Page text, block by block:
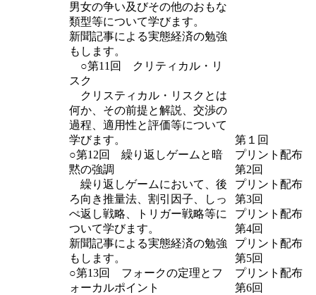
男女の争い及びその他のおもな
類型等について学びます。
新聞記事による実態経済の勉強
もします。
○第11回 クリティカル・リ
スク
クリスティカル・リスクとは
何か、その前提と解説、交渉の
過程、適用性と評価等について
学びます。
○第12回 繰り返しゲームと暗
黙の強調
繰り返しゲームにおいて、後
ろ向き推量法、割引因子、しっ
ぺ返し戦略、トリガー戦略等に
ついて学びます。
新聞記事による実態経済の勉強
もします。
○第13回 フォークの定理とフ
ォーカルポイント
第１回
プリント配布
第2回
プリント配布
第3回
プリント配布
第4回
プリント配布
第5回
プリント配布
第6回